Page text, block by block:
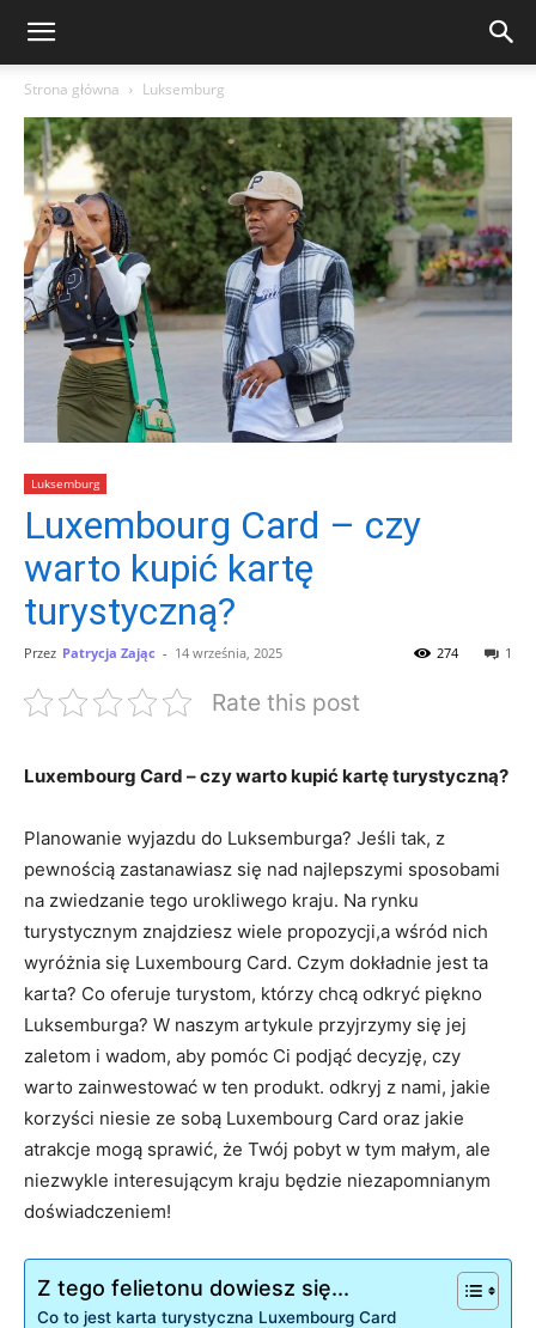
Strona główna Luksemburg
Luksemburg
Luxembourg Card – czy
warto kupić kartę
turystyczną?
Przez Patrycja Zając - 14 września, 2025 1
274
Rate this post
Luxembourg Card – ⁤czy​ warto kupić kartę turystyczną?
Planowanie⁢ wyjazdu do Luksemburga? ‍Jeśli tak, z
pewnością zastanawiasz się⁤ nad⁢ najlepszymi sposobami​
na zwiedzanie tego urokliwego ⁤kraju. Na⁤ rynku
turystycznym ‌znajdziesz wiele propozycji,a wśród‌ nich
⁢wyróżnia się Luxembourg Card. Czym‍ dokładnie jest​ ta
karta? Co oferuje turystom, którzy chcą odkryć piękno
Luksemburga? W naszym artykule ‍przyjrzymy się jej ​
zaletom ⁢i ‌wadom, aby pomóc ⁤Ci podjąć decyzję, ⁣czy
warto zainwestować w ten produkt. odkryj z nami, ‍jakie
korzyści niesie ze sobą Luxembourg Card oraz jakie​
atrakcje mogą ⁣sprawić, że Twój pobyt w tym małym, ale
niezwykle interesującym kraju będzie niezapomnianym
doświadczeniem!
Z tego felietonu dowiesz się...
Co ​to ⁤jest karta‍ turystyczna ‌Luxembourg ⁣Card